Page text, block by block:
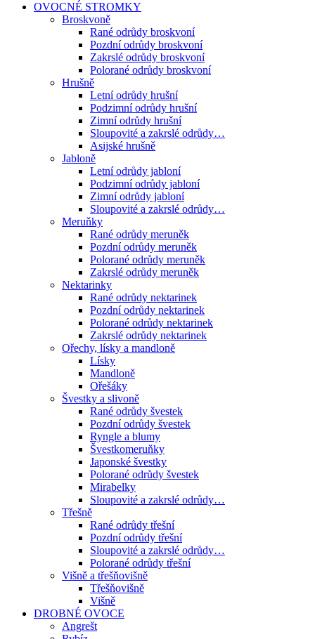
OVOCNÉ STROMKY
Broskvoně
Rané odrůdy broskvoní
Pozdní odrůdy broskvoní
Zakrslé odrůdy broskvoní
Polorané odrůdy broskvoní
Hrušně
Letní odrůdy hrušní
Podzimní odrůdy hrušní
Zimní odrůdy hrušní
Sloupovité a zakrslé odrůdy…
Asijské hrušně
Jabloně
Letní odrůdy jabloní
Podzimní odrůdy jabloní
Zimní odrůdy jabloní
Sloupovité a zakrslé odrůdy…
Meruňky
Rané odrůdy meruněk
Pozdní odrůdy meruněk
Polorané odrůdy meruněk
Zakrslé odrůdy meruněk
Nektarinky
Rané odrůdy nektarinek
Pozdní odrůdy nektarinek
Polorané odrůdy nektarinek
Zakrslé odrůdy nektarinek
Ořechy, lísky a mandloně
Lísky
Mandloně
Ořešáky
Švestky a slivoně
Rané odrůdy švestek
Pozdní odrůdy švestek
Ryngle a blumy
Švestkomeruňky
Japonské švestky
Polorané odrůdy švestek
Mirabelky
Sloupovité a zakrslé odrůdy…
Třešně
Rané odrůdy třešní
Pozdní odrůdy třešní
Sloupovité a zakrslé odrůdy…
Polorané odrůdy třešní
Višně a třešňovišně
Třešňovišně
Višně
DROBNÉ OVOCE
Angrešt